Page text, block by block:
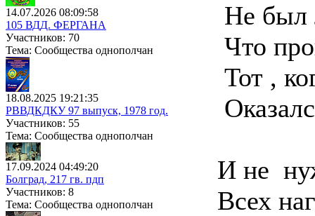
14.07.2026 08:09:58
105 ВДД. ФЕРГАНА
Участников: 70
Тема: Сообщества однополчан
18.08.2025 19:21:35
РВВДКДКУ 97 выпуск, 1978 год.
Участников: 55
Тема: Сообщества однополчан
17.09.2024 04:49:20
Болград, 217 гв. пдп
Участников: 8
Тема: Сообщества однополчан
Не был
Что
Тот ,
И не
Всех